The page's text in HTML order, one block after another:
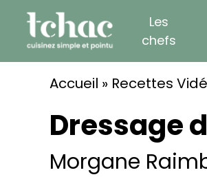
content
Les
chefs
Accueil » Recettes
Dressage
Morgane